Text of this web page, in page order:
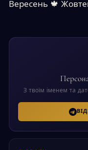
Вересень 🍁
З твоїм іменем та